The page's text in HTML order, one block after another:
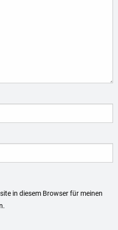
in diesem Browser für meinen